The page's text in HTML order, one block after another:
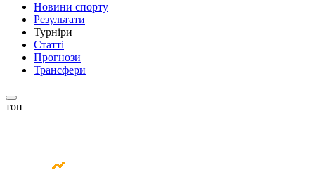
Новини спорту
Результати
Турніри
Статті
Прогнози
Трансфери
топ